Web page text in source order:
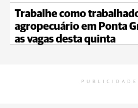
Trabalhe como
agropecuário em Ponta
as vagas desta quinta
PUBLICIDADE